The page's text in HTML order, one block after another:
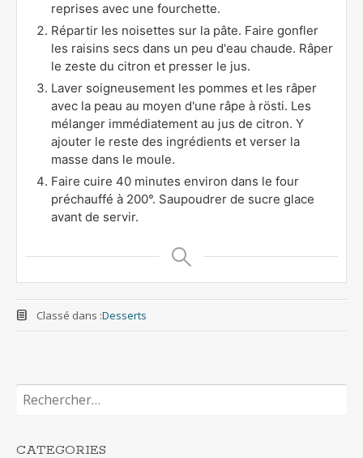
reprises avec une fourchette.
Répartir les noisettes sur la pâte. Faire gonfler
les raisins secs dans un peu d'eau chaude. Râper
le zeste du citron et presser le jus.
Laver soigneusement les pommes et les râper
avec la peau au moyen d'une râpe à rösti. Les
mélanger immédiatement au jus de citron. Y
ajouter le reste des ingrédients et verser la
masse dans le moule.
Faire cuire 40 minutes environ dans le four
préchauffé à 200°. Saupoudrer de sucre glace
avant de servir.
Classé dans :Desserts
Rechercher :
CATEGORIES